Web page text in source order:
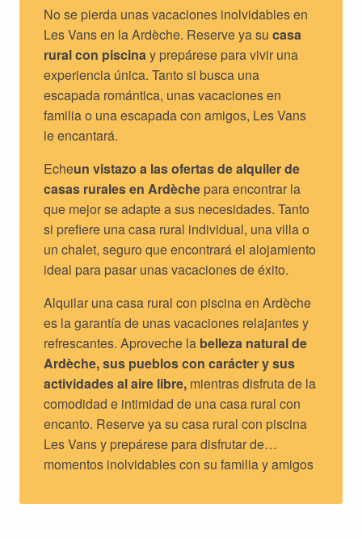
No se pierda unas vacaciones inolvidables en
Les Vans en la Ardèche. Reserve ya su casa
rural con piscinay prepárese para vivir una
experiencia única. Tanto si busca una
escapada romántica, unas vacaciones en
familia o una escapada con amigos, Les Vans
le encantará.
Echeun vistazo a las ofertas de alquiler de
casas rurales en Ardèche para encontrar la
que mejor se adapte a sus necesidades. Tanto
si prefiere una casa rural individual, una villa o
un chalet, seguro que encontrará el alojamiento
ideal para pasar unas vacaciones de éxito.
Alquilar una casa rural con piscina en Ardèche
es la garantía de unas vacaciones relajantes y
refrescantes. Aproveche la belleza natural de
Ardèche, sus pueblos con carácter y sus
actividades al aire libre, mientras disfruta de la
comodidad e intimidad de una casa rural con
encanto. Reserve ya su casa rural con piscina
Les Vans y prepárese para disfrutar de
momentos inolvidables con su familia y amigos
cheques vacaciones.